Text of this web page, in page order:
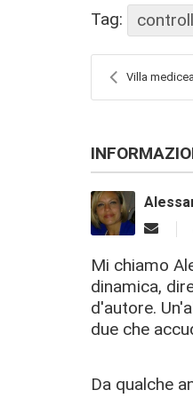
Tag:
Villa
Mi chiamo
dinamica,
d'autore.
due che
Da qualche